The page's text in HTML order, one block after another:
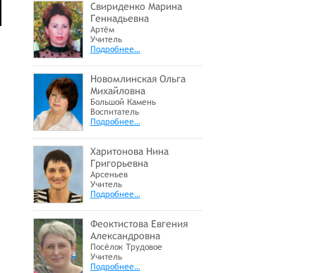
Свириденко Марина
Геннадьевна
Артём
Учитель
Подробнее…
Новомлинская Ольга
Михайловна
Большой Камень
Воспитатель
Подробнее…
Харитонова Нина
Григорьевна
Арсеньев
Учитель
Подробнее…
Феоктистова Евгения
Александровна
Посёлок Трудовое
Учитель
Подробнее…